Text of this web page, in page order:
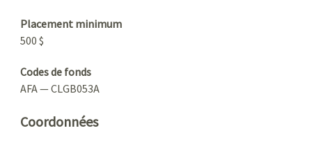
Placement minimum
500 $
Codes de fonds
AFA — CLGB053A
Coordonnées